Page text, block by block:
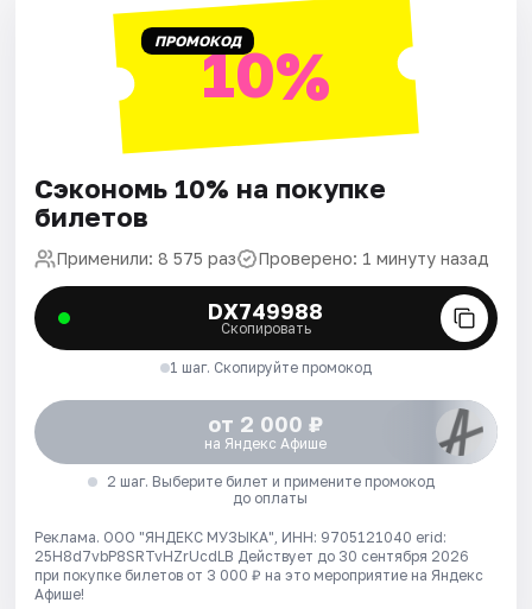
ПРОМОКОД10%
Сэкономь 10% на покупке
билетов
Применили: 8 575 раз Проверено: 1 минуту назад
DX749988
Скопировать
1 шаг. Скопируйте промокод
от 2 000 ₽
на Яндекс Афише
2 шаг. Выберите билет и примените промокод
до оплаты
Реклама. ООО "ЯНДЕКС МУЗЫКА", ИНН: 9705121040 erid:
25H8d7vbP8SRTvHZrUcdLB Действует до 30 сентября 2026
при покупке билетов от 3 000 ₽ на это мероприятие на Яндекс
Афише!